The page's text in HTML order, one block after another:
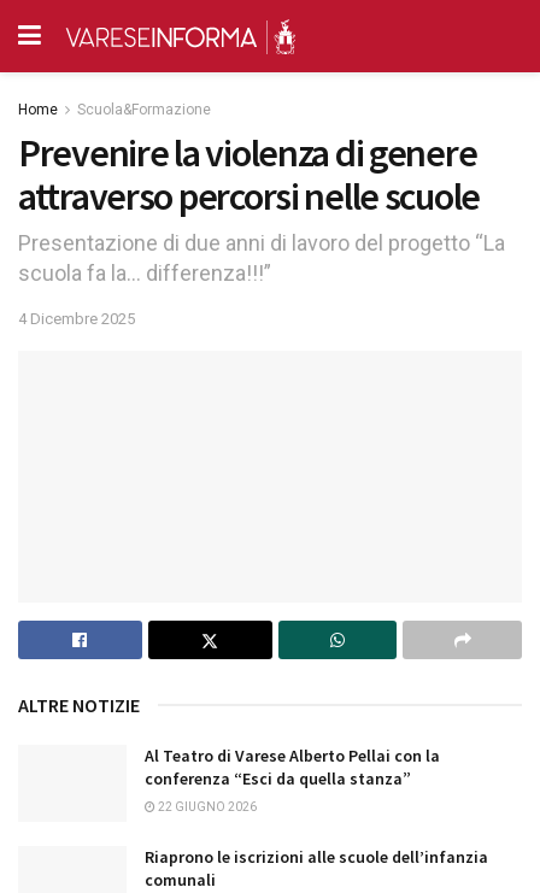
Home Scuola&Formazione
Prevenire la violenza di genere
attraverso percorsi nelle scuole
Presentazione di due anni di lavoro del progetto “La
scuola fa la… differenza!!!”
4 Dicembre 2025
ALTRE NOTIZIE
Al Teatro di Varese Alberto Pellai con la
conferenza “Esci da quella stanza”
22 GIUGNO 2026
Riaprono le iscrizioni alle scuole dell’infanzia
comunali